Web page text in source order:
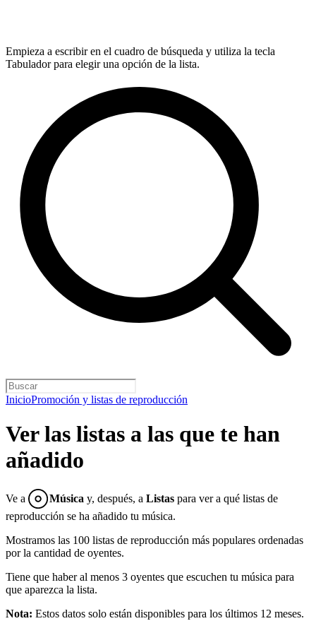
Empieza a escribir en el cuadro de búsqueda y utiliza la tecla
Tabulador para elegir una opción de la lista.
InicioPromoción y listas de reproducción
Ver las listas a las que te han
añadido
Ve a Música y, después, a Listas para ver a qué listas de
reproducción se ha añadido tu música.
Mostramos las 100 listas de reproducción más populares ordenadas
por la cantidad de oyentes.
Tiene que haber al menos 3 oyentes que escuchen tu música para
que aparezca la lista.
Nota: Estos datos solo están disponibles para los últimos 12 meses.